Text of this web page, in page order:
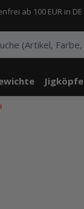
ab 100 EUR in DE
Jigköpfe